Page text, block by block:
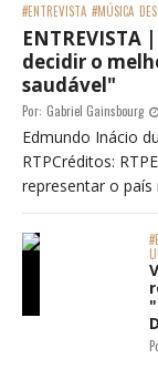
#ENTREVISTA #MÚSICA
decidir o
saudável"
Por: Gabriel Gainsbourg
Edmundo Inácio
RTPCréditos:
representar o país